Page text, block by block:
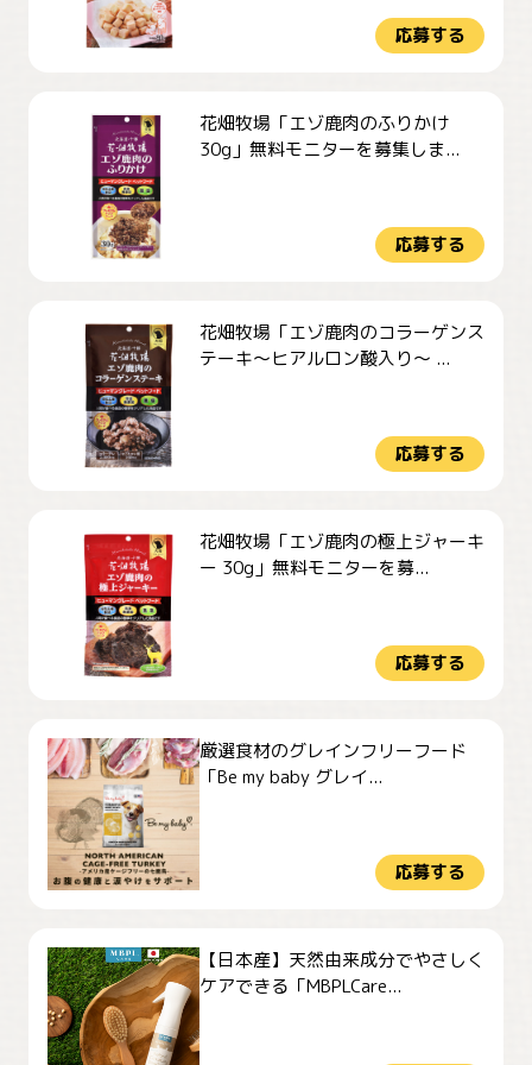
応募する
花畑牧場「エゾ鹿肉のふりかけ
30g」無料モニターを募集しま...
応募する
花畑牧場「エゾ鹿肉のコラーゲンス
テーキ～ヒアルロン酸入り～ ...
応募する
花畑牧場「エゾ鹿肉の極上ジャーキ
ー 30g」無料モニターを募...
応募する
厳選食材のグレインフリーフード
「Be my baby グレイ...
応募する
【日本産】天然由来成分でやさしく
ケアできる「MBPLCare...